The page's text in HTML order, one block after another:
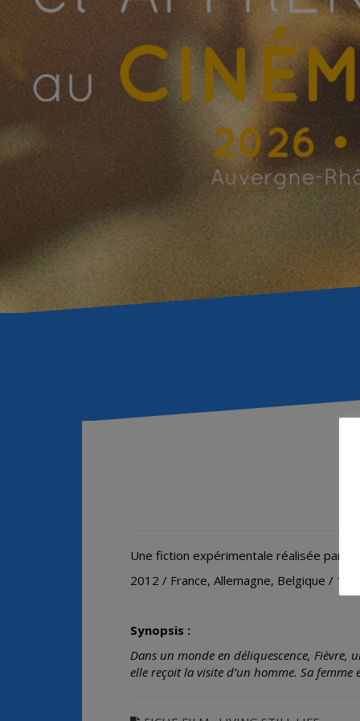
Une fiction expérimentale réalisée par
2012 / France, Allemagne, Belgique /
Synopsis :
Dans un monde en déliquescence, Fièvre,
elle reçoit la visite d’un homme. Sa femme